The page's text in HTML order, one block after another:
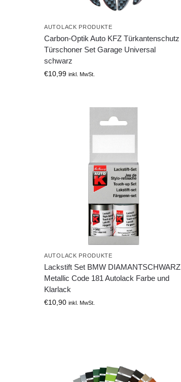
AUTOLACK PRODUKTE
Carbon-Optik Auto KFZ Türkantenschutz
Türschoner Set Garage Universal
schwarz
€10,99 inkl. MwSt.
AUTOLACK PRODUKTE
Lackstift Set BMW DIAMANTSCHWARZ
Metallic Code 181 Autolack Farbe und
Klarlack
€10,90 inkl. MwSt.